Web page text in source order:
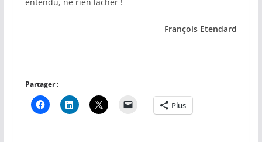
François Etendard
Partager :
Plus